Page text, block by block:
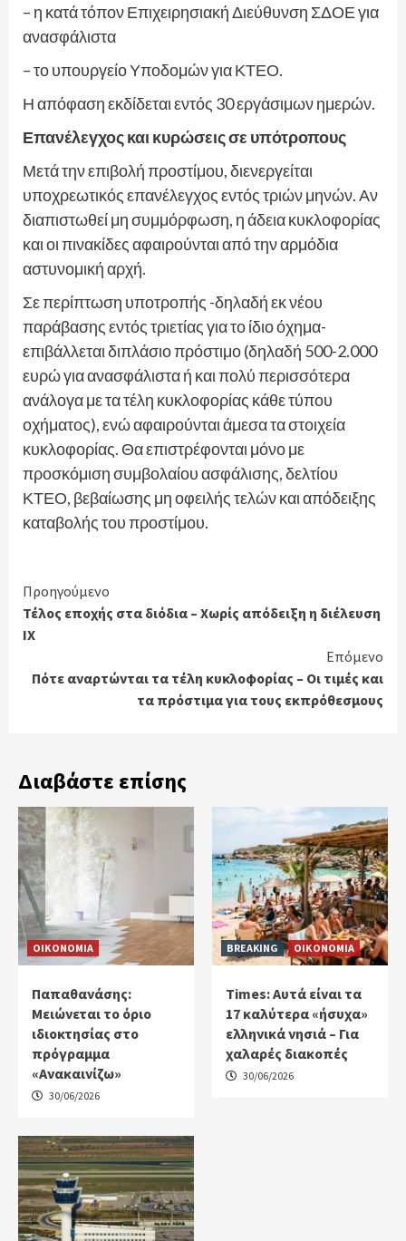
– η κατά τόπον Επιχειρησιακή Διεύθυνση ΣΔΟΕ για
ανασφάλιστα
– το υπουργείο Υποδομών για ΚΤΕΟ.
Η απόφαση εκδίδεται εντός 30 εργάσιμων ημερών.
Επανέλεγχος και κυρώσεις σε υπότροπους
Μετά την επιβολή προστίμου, διενεργείται
υποχρεωτικός επανέλεγχος εντός τριών μηνών. Αν
διαπιστωθεί μη συμμόρφωση, η άδεια κυκλοφορίας
και οι πινακίδες αφαιρούνται από την αρμόδια
αστυνομική αρχή.
Σε περίπτωση υποτροπής -δηλαδή εκ νέου
παράβασης εντός τριετίας για το ίδιο όχημα-
επιβάλλεται διπλάσιο πρόστιμο (δηλαδή 500-2.000
ευρώ για ανασφάλιστα ή και πολύ περισσότερα
ανάλογα με τα τέλη κυκλοφορίας κάθε τύπου
οχήματος), ενώ αφαιρούνται άμεσα τα στοιχεία
κυκλοφορίας. Θα επιστρέφονται μόνο με
προσκόμιση συμβολαίου ασφάλισης, δελτίου
ΚΤΕΟ, βεβαίωσης μη οφειλής τελών και απόδειξης
καταβολής του προστίμου.
Continue
Reading
Προηγούμενο
Τέλος εποχής στα διόδια – Χωρίς απόδειξη η διέλευση
ΙΧ
Επόμενο
Πότε αναρτώνται τα τέλη κυκλοφορίας – Οι τιμές και
τα πρόστιμα για τους εκπρόθεσμους
Διαβάστε επίσης
ΟΙΚΟΝΟΜΙΑ
Παπαθανάσης:
Μειώνεται το όριο
ιδιοκτησίας στο
πρόγραμμα
«Ανακαινίζω»
30/06/2026
BREAKING ΟΙΚΟΝΟΜΙΑ
Times: Αυτά είναι τα
17 καλύτερα «ήσυχα»
ελληνικά νησιά – Για
χαλαρές διακοπές
30/06/2026